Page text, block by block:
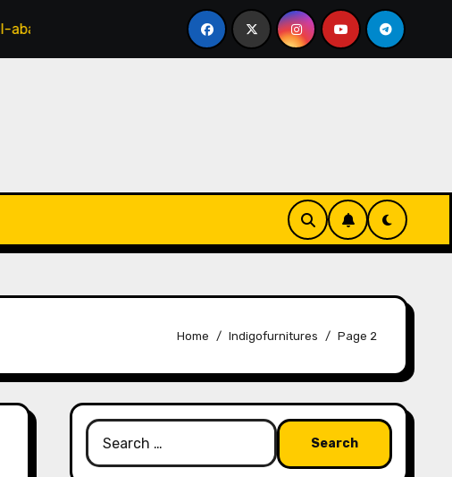
Hotel Bintang 4 Harga Terjangkau: Review Horison Ultima
Home Indigofurnitures Page 2
Search
for: